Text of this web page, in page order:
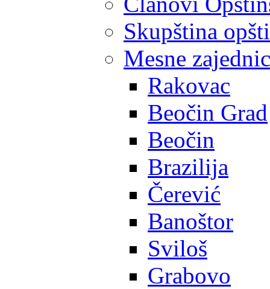
Skupština
Mesne
Rakovac
Beočin Grad
Beočin
Brazilija
Čerević
Banoštor
Sviloš
Grabovo